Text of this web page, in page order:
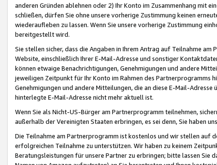
anderen Gründen ablehnen oder 2) Ihr Konto im Zusammenhang mit
schließen, dürfen Sie ohne unsere vorherige Zustimmung keinen
wiederaufleben zu lassen. Wenn Sie unsere vorherige Zustimmung
bereitgestellt wird.
Sie stellen sicher, dass die Angaben in Ihrem Antrag auf Teilnahme
Website, einschließlich Ihrer E-Mail-Adresse und sonstiger
können etwaige Benachrichtigungen, Genehmigungen und andere
jeweiligen Zeitpunkt für Ihr Konto im Rahmen des Partnerprogramms
Genehmigungen und andere Mitteilungen, die an diese E-Mail-
hinterlegte E-Mail-Adresse nicht mehr aktuell ist.
Wenn Sie als Nicht-US-Bürger am Partnerprogramm teilnehmen,
außerhalb der Vereinigten Staaten erbringen, es sei denn, Sie haben
Die Teilnahme am Partnerprogramm ist kostenlos und wir stellen auf
erfolgreichen Teilnahme zu unterstützen. Wir haben zu keinem
Beratungsleistungen für unsere Partner zu erbringen; bitte lassen Sie